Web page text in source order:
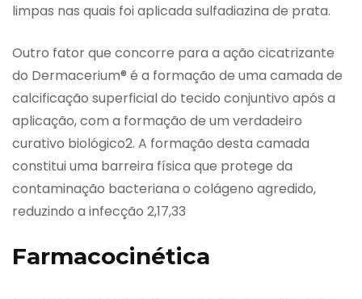
limpas nas quais foi aplicada sulfadiazina de prata.
Outro fator que concorre para a ação cicatrizante
do Dermacerium® é a formação de uma camada de
calcificação superficial do tecido conjuntivo após a
aplicação, com a formação de um verdadeiro
curativo biológico2. A formação desta camada
constitui uma barreira física que protege da
contaminação bacteriana o colágeno agredido,
reduzindo a infecção 2,17,33
Farmacocinética